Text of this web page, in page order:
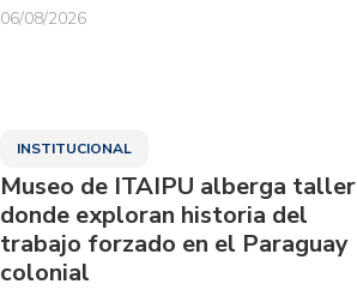
06/08/2026
INSTITUCIONAL
Museo de ITAIPU alberga taller
donde exploran historia del
trabajo forzado en el Paraguay
colonial